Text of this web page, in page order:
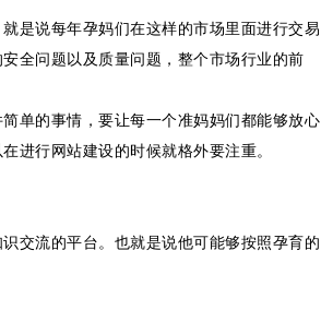
是说每年孕妈们在这样的市场里面进行交易
全问题以及质量问题，整个市场行业的前
单的事情，要让每一个准妈妈们都能够放心
进行网站建设的时候就格外要注重。
交流的平台。也就是说他可能够按照孕育的